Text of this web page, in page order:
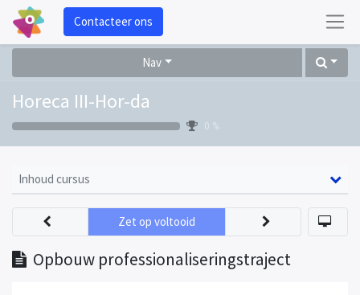
Contacteer ons
Nav
Horeca III-Hor-da
0 %
Inhoud cursus
Opbouw professionaliseringstraject
Zet op voltooid